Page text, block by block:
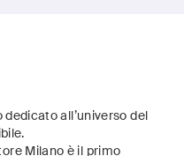
all’universo del
Milano è il primo